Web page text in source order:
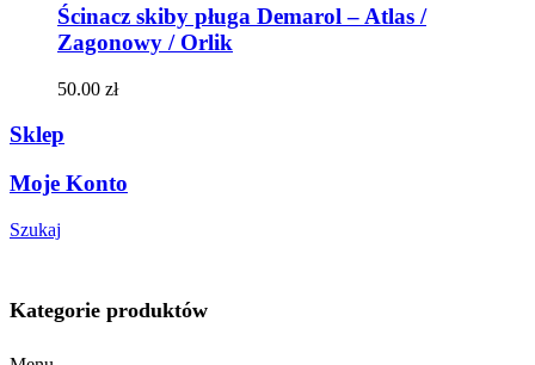
Ścinacz skiby pługa Demarol – Atlas /
Zagonowy / Orlik
50.00 zł
Sklep
Moje Konto
Szukaj
Kategorie produktów